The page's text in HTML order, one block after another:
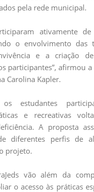
pela rede municipal.
ativamente
o envolvimento das
e a criação
participantes”, afirmou a
Carolina Kapler.
estudantes
e recreativas
A proposta
diferentes perfis de
projeto.
vão além da
o acesso às práticas